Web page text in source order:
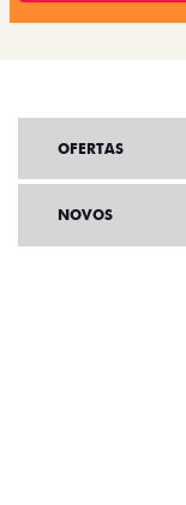
OFERTAS
NOVOS